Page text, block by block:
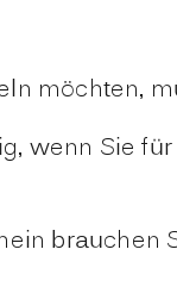
möchten,
wenn Sie
brauchen